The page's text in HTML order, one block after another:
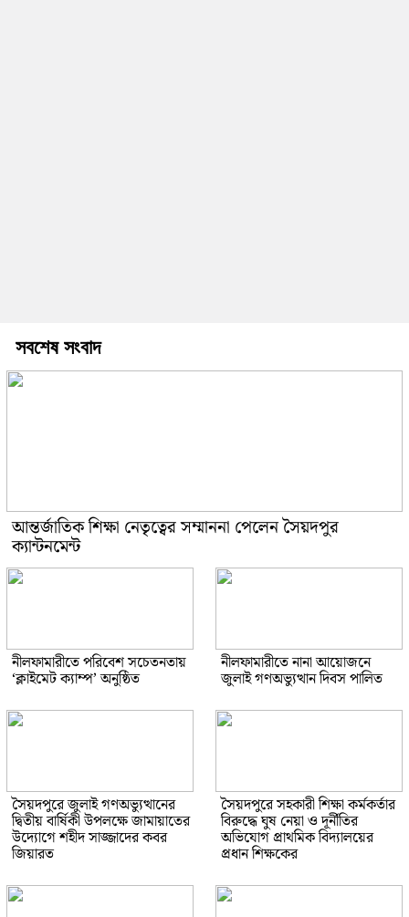
সবশেষ সংবাদ
আন্তর্জাতিক শিক্ষা নেতৃত্বের সম্মাননা পেলেন সৈয়দপুর
ক্যান্টনমেন্ট
নীলফামারীতে পরিবেশ সচেতনতায়
‘ক্লাইমেট ক্যাম্প’ অনুষ্ঠিত
নীলফামারীতে নানা আয়োজনে
জুলাই গণঅভ্যুত্থান দিবস পালিত
সৈয়দপুরে জুলাই গণঅভ্যুত্থানের
দ্বিতীয় বার্ষিকী উপলক্ষে জামায়াতের
উদ্যোগে শহীদ সাজ্জাদের কবর
জিয়ারত
সৈয়দপুরে সহকারী শিক্ষা কর্মকর্তার
বিরুদ্ধে ঘুষ নেয়া ও দূর্নীতির
অভিযোগ প্রাথমিক বিদ্যালয়ের
প্রধান শিক্ষকের